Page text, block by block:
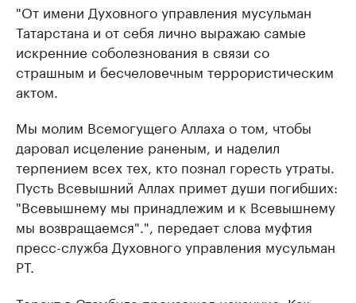
"От имени Духовного управления мусульман
Татарстана и от себя лично выражаю самые
искренние соболезнования в связи со
страшным и бесчеловечным террористическим
актом.
Мы молим Всемогущего Аллаха о том, чтобы
даровал исцеление раненым, и наделил
терпением всех тех, кто познал горесть утраты.
Пусть Всевышний Аллах примет души погибших:
"Всевышнему мы принадлежим и к Всевышнему
мы возвращаемся".", передает слова муфтия
пресс-служба Духовного управления мусульман
РТ.